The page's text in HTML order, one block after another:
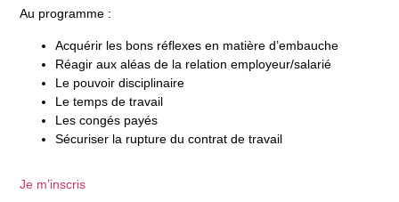
Au programme :
Acquérir les bons réflexes en matière d’embauche
Réagir aux aléas de la relation employeur/salarié
Le pouvoir disciplinaire
Le temps de travail
Les congés payés
Sécuriser la rupture du contrat de travail
Je m’inscris